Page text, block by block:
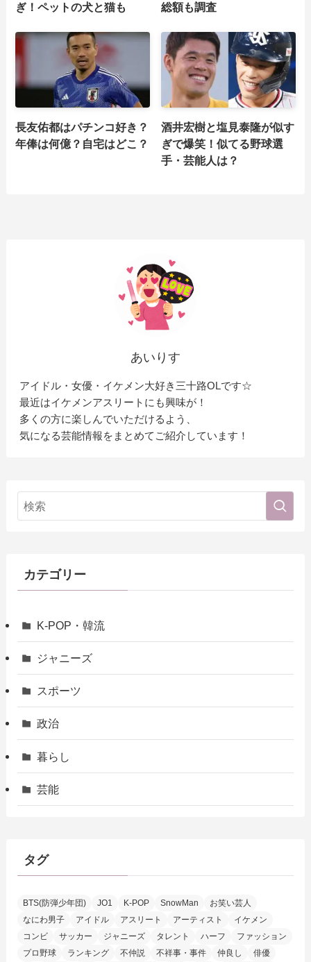
ぎ！ペットの犬と猫も 総額も調査
長友佑都はパチンコ好き？
年俸は何億？自宅はどこ？
酒井宏樹と塩見泰隆が似す
ぎで爆笑！似てる野球選
手・芸能人は？
あいりす
アイドル・女優・イケメン大好き三十路OLです☆
最近はイケメンアスリートにも興味が！
多くの方に楽しんでいただけるよう、
気になる芸能情報をまとめてご紹介しています！
カテゴリー
K-POP・韓流
ジャニーズ
スポーツ
政治
暮らし
芸能
タグ
BTS(防弾少年団) JO1 K-POP SnowMan
お笑い芸人
なにわ男子
アイドル アスリート アーティスト
イケメン
コンビ
サッカー ジャニーズ タレント ハーフ
ファッション
プロ野球
ランキング 不仲説 不祥事・事件 仲良し
俳優